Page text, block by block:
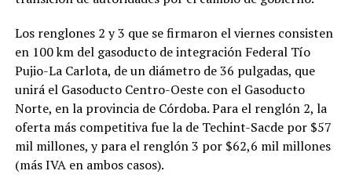
Los renglones 2 y 3 que se firmaron el viernes consisten
en 100 km del gasoducto de integración Federal Tío
Pujio-La Carlota, de un diámetro de 36 pulgadas, que
unirá el Gasoducto Centro-Oeste con el Gasoducto
Norte, en la provincia de Córdoba. Para el renglón 2, la
oferta más competitiva fue la de Techint-Sacde por $57
mil millones, y para el renglón 3 por $62,6 mil millones
(más IVA en ambos casos).